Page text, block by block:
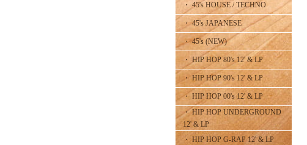
・ 45's HOUSE / TECHNO
・ 45's JAPANESE
・ 45's (NEW)
・ HIP HOP 80's 12' & LP
・ HIP HOP 90's 12' & LP
・ HIP HOP 00's 12' & LP
・ HIP HOP UNDERGROUND
12' & LP
・ HIP HOP G-RAP 12' & LP